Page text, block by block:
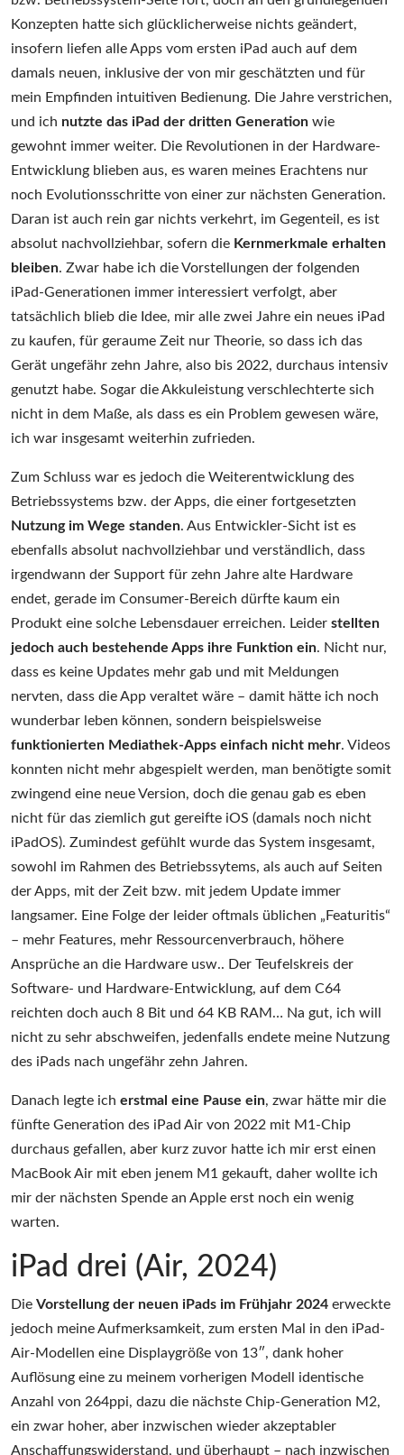
Konzepten hatte sich glücklicherweise nichts geändert,
insofern liefen alle Apps vom ersten iPad auch auf dem
damals neuen, inklusive der von mir geschätzten und für
mein Empfinden intuitiven Bedienung. Die Jahre verstrichen,
und ich nutzte das iPad der dritten Generation wie
gewohnt immer weiter. Die Revolutionen in der Hardware-
Entwicklung blieben aus, es waren meines Erachtens nur
noch Evolutionsschritte von einer zur nächsten Generation.
Daran ist auch rein gar nichts verkehrt, im Gegenteil, es ist
absolut nachvollziehbar, sofern die Kernmerkmale erhalten
bleiben. Zwar habe ich die Vorstellungen der folgenden
iPad-Generationen immer interessiert verfolgt, aber
tatsächlich blieb die Idee, mir alle zwei Jahre ein neues iPad
zu kaufen, für geraume Zeit nur Theorie, so dass ich das
Gerät ungefähr zehn Jahre, also bis 2022, durchaus intensiv
genutzt habe. Sogar die Akkuleistung verschlechterte sich
nicht in dem Maße, als dass es ein Problem gewesen wäre,
ich war insgesamt weiterhin zufrieden.
Zum Schluss war es jedoch die Weiterentwicklung des
Betriebssystems bzw. der Apps, die einer fortgesetzten
Nutzung im Wege standen. Aus Entwickler-Sicht ist es
ebenfalls absolut nachvollziehbar und verständlich, dass
irgendwann der Support für zehn Jahre alte Hardware
endet, gerade im Consumer-Bereich dürfte kaum ein
Produkt eine solche Lebensdauer erreichen. Leider stellten
jedoch auch bestehende Apps ihre Funktion ein. Nicht nur,
dass es keine Updates mehr gab und mit Meldungen
nervten, dass die App veraltet wäre – damit hätte ich noch
wunderbar leben können, sondern beispielsweise
funktionierten Mediathek-Apps einfach nicht mehr. Videos
konnten nicht mehr abgespielt werden, man benötigte somit
zwingend eine neue Version, doch die genau gab es eben
nicht für das ziemlich gut gereifte iOS (damals noch nicht
iPadOS). Zumindest gefühlt wurde das System insgesamt,
sowohl im Rahmen des Betriebssytems, als auch auf Seiten
der Apps, mit der Zeit bzw. mit jedem Update immer
langsamer. Eine Folge der leider oftmals üblichen „Featuritis“
– mehr Features, mehr Ressourcenverbrauch, höhere
Ansprüche an die Hardware usw.. Der Teufelskreis der
Software- und Hardware-Entwicklung, auf dem C64
reichten doch auch 8 Bit und 64 KB RAM… Na gut, ich will
nicht zu sehr abschweifen, jedenfalls endete meine Nutzung
des iPads nach ungefähr zehn Jahren.
Danach legte ich erstmal eine Pause ein, zwar hätte mir die
fünfte Generation des iPad Air von 2022 mit M1-Chip
durchaus gefallen, aber kurz zuvor hatte ich mir erst einen
MacBook Air mit eben jenem M1 gekauft, daher wollte ich
mir der nächsten Spende an Apple erst noch ein wenig
warten.
iPad drei (Air, 2024)
Die Vorstellung der neuen iPads im Frühjahr 2024 erweckte
jedoch meine Aufmerksamkeit, zum ersten Mal in den iPad-
Air-Modellen eine Displaygröße von 13″, dank hoher
Auflösung eine zu meinem vorherigen Modell identische
Anzahl von 264ppi, dazu die nächste Chip-Generation M2,
ein zwar hoher, aber inzwischen wieder akzeptabler
Anschaffungswiderstand, und überhaupt – nach inzwischen